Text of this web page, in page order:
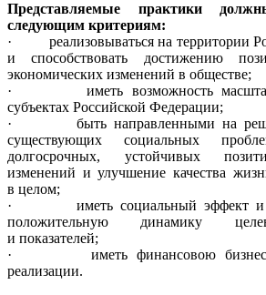
Представляемые практики
следующим критериям:
· реализовываться на территории
и способствовать достижению
экономических изменений в обществе;
· иметь возможность
субъектах Российской Федерации;
· быть направленными на
существующих социальных
долгосрочных, устойчивых
изменений и улучшение качества
в целом;
· иметь социальный эффект и
положительную динамику
и показателей;
· иметь финансовою
реализации.